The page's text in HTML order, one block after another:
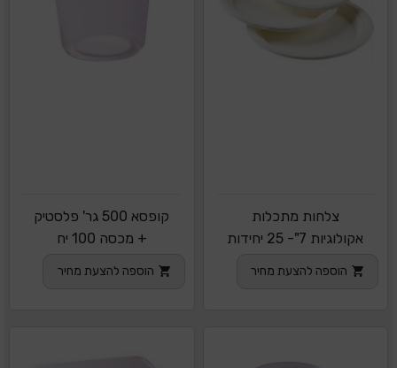
צלחות מתכלות
אקולוגיות 7"- 25 יחידות
הוספה להצעת מחיר
קופסא 500 גר' פלסטיק
+ מכסה 100 יח
הוספה להצעת מחיר